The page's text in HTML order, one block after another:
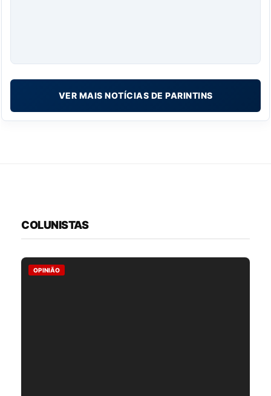
VER MAIS NOTÍCIAS DE PARINTINS
COLUNISTAS
OPINIÃO